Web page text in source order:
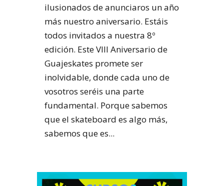
ilusionados de anunciaros un año
más nuestro aniversario. Estáis
todos invitados a nuestra 8º
edición. Este VIII Aniversario de
Guajeskates promete ser
inolvidable, donde cada uno de
vosotros seréis una parte
fundamental. Porque sabemos
que el skateboard es algo más,
sabemos que es...